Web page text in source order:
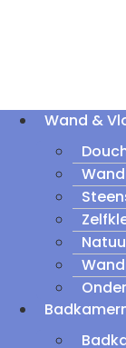
Wand &